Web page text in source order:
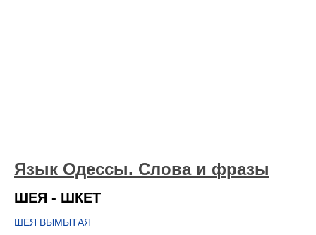
Язык Одессы. Слова и фразы
ШЕЯ - ШКЕТ
ШЕЯ ВЫМЫТАЯ